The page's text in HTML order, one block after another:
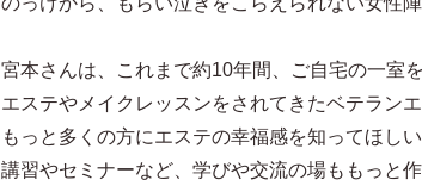
宮本さんは、これまで約10年間、ご自宅の一室
エステやメイクレッスンをされてきたベテランエ
もっと多くの方にエステの幸福感を知ってほしい
講習やセミナーなど、学びや交流の場ももっと作